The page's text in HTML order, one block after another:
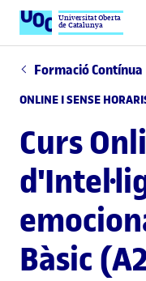
Universitat Oberta
de Catalunya
Formació Contínua
ONLINE I SENSE
Curs
Bàsic